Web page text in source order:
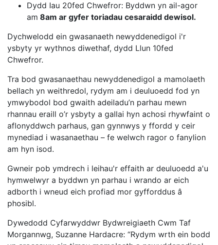
Dydd Iau 20fed Chwefror: Byddwn yn ail-agor
am 8am ar gyfer toriadau cesaraidd dewisol.
Dychwelodd ein gwasanaeth newyddenedigol i'r
ysbyty yr wythnos diwethaf, dydd Llun 10fed
Chwefror.
Tra bod gwasanaethau newyddenedigol a mamolaeth
bellach yn weithredol, rydym am i deuluoedd fod yn
ymwybodol bod gwaith adeiladu’n parhau mewn
rhannau eraill o’r ysbyty a gallai hyn achosi rhywfaint o
aflonyddwch parhaus, gan gynnwys y ffordd y ceir
mynediad i wasanaethau – fe welwch ragor o fanylion
am hyn isod.
Gwneir pob ymdrech i leihau'r effaith ar deuluoedd a'u
hymwelwyr a byddwn yn parhau i wrando ar eich
adborth i wneud eich profiad mor gyfforddus â
phosibl.
Dywedodd Cyfarwyddwr Bydwreigiaeth Cwm Taf
Morgannwg, Suzanne Hardacre: “Rydym wrth ein bodd